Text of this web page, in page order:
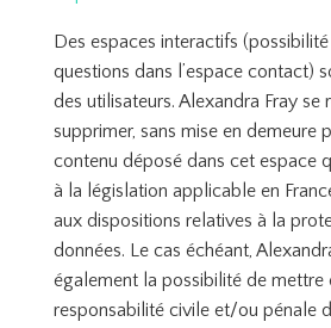
Des espaces interactifs
questions dans l’espace contact)
des utilisateurs. Alexandra Fray se
supprimer, sans mise en demeure
contenu déposé dans cet espace
à la législation applicable en
aux dispositions relatives à la
données. Le cas échéant,
également la possibilité de mettre
responsabilité civile et/ou pénale